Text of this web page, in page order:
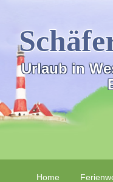
Urlaub in
Home